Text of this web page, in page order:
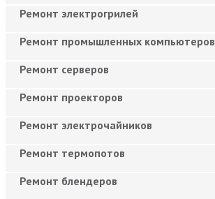
Ремонт электрогрилей
Ремонт промышленных компьютеров
Ремонт серверов
Ремонт проекторов
Ремонт электрочайников
Ремонт термопотов
Ремонт блендеров